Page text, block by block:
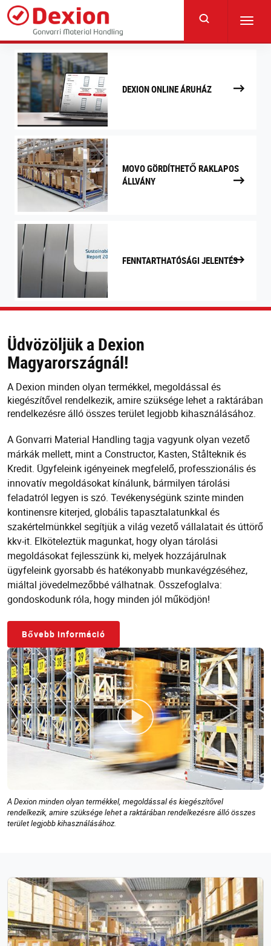
Skip
main
content
DEXION ONLINE ÁRUHÁZ
MOVO GÖRDÍTHETŐ RAKLAPOS
ÁLLVÁNY
FENNTARTHATÓSÁGI JELENTÉS
Üdvözöljük a Dexion
Magyarországnál!
A Dexion minden olyan termékkel, megoldással és
kiegészítővel rendelkezik, amire szüksége lehet a raktárában
rendelkezésre álló összes terület legjobb kihasználásához.
A Gonvarri Material Handling tagja vagyunk olyan vezető
márkák mellett, mint a Constructor, Kasten, Stålteknik és
Kredit. Ügyfeleink igényeinek megfelelő, professzionális és
innovatív megoldásokat kínálunk, bármilyen tárolási
feladatról legyen is szó. Tevékenységünk szinte minden
kontinensre kiterjed, globális tapasztalatunkkal és
szakértelmünkkel segítjük a világ vezető vállalatait és úttörő
kkv-it. Elköteleztük magunkat, hogy olyan tárolási
megoldásokat fejlesszünk ki, melyek hozzájárulnak
ügyfeleink gyorsabb és hatékonyabb munkavégzéséhez,
miáltal jövedelmezőbbé válhatnak. Összefoglalva:
gondoskodunk róla, hogy minden jól működjön!
Bővebb információ
A Dexion minden olyan termékkel, megoldással és kiegészítővel
rendelkezik, amire szüksége lehet a raktárában rendelkezésre álló összes
terület legjobb kihasználásához.